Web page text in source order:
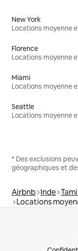
New York
Florence
Miami
Seattle
* Des exclusions
géographiques et
Airbnb Inde
Locations